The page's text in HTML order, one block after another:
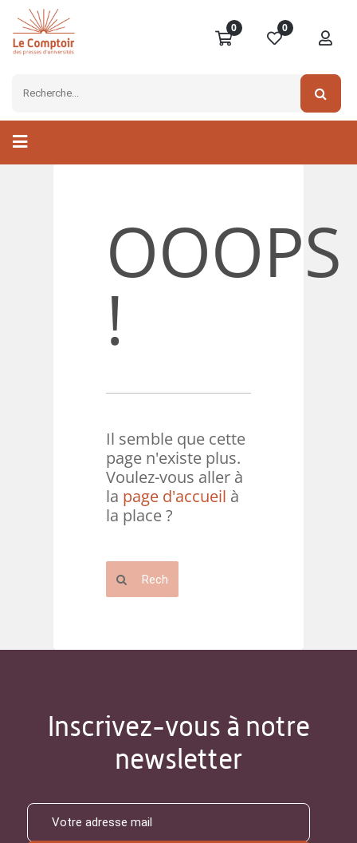
0 0
OOOPS
!
Il semble que cette
page n'existe plus.
Voulez-vous aller à
la page d'accueil à
la place ?
Inscrivez-vous à notre
newsletter